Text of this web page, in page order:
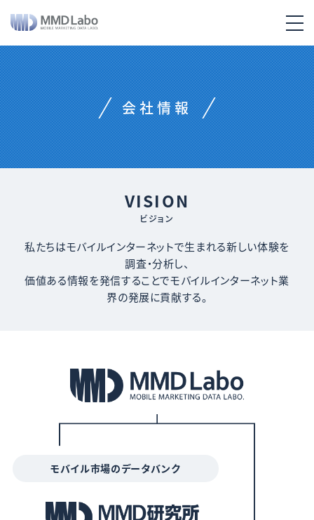
会社情報
VISION
ビジョン
私たちはモバイルインターネットで生まれる新しい体験を
調査・分析し、
価値ある情報を発信することでモバイルインターネット業
界の発展に貢献する。
モバイル市場のデータバンク